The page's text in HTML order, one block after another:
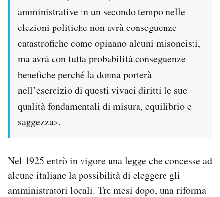
amministrative in un secondo tempo nelle
elezioni politiche non avrà conseguenze
catastrofiche come opinano alcuni misoneisti,
ma avrà con tutta probabilità conseguenze
benefiche perché la donna porterà
nell’esercizio di questi vivaci diritti le sue
qualità fondamentali di misura, equilibrio e
saggezza».
Nel 1925 entrò in vigore una legge che concesse ad
alcune italiane la possibilità di eleggere gli
amministratori locali. Tre mesi dopo, una riforma